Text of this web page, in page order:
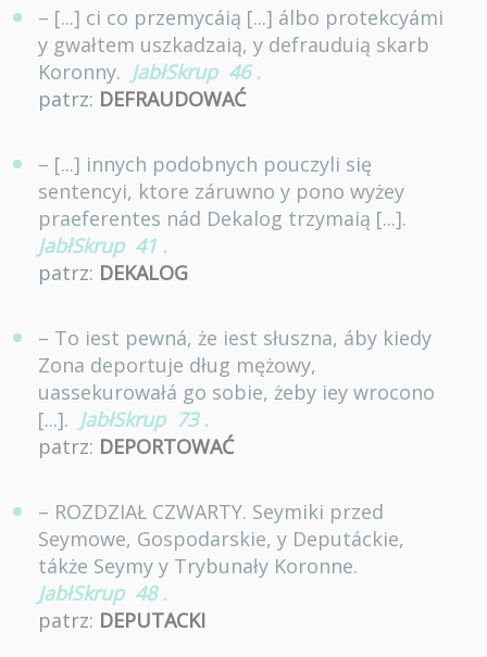
– [...] ci co przemycáią [...] álbo protekcyámi
y gwałtem uszkadzaią, y defrauduią skarb
Koronny. JabłSkrup 46 .
patrz: DEFRAUDOWAĆ
– [...] innych podobnych pouczyli się
sentencyi, ktore záruwno y pono wyżey
praeferentes nád Dekalog trzymaią [...].
JabłSkrup 41 .
patrz: DEKALOG
– To iest pewná, że iest słuszna, áby kiedy
Zona deportuje dług mężowy,
uassekurowałá go sobie, żeby iey wrocono
[...]. JabłSkrup 73 .
patrz: DEPORTOWAĆ
– ROZDZIAŁ CZWARTY. Seymiki przed
Seymowe, Gospodarskie, y Deputáckie,
tákże Seymy y Trybunały Koronne.
JabłSkrup 48 .
patrz: DEPUTACKI